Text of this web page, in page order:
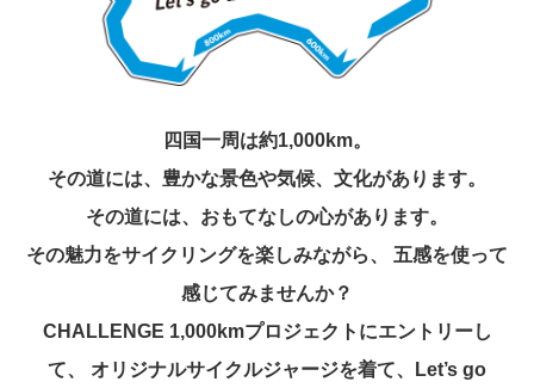
四国一周は約1,000km。
その道には、豊かな景色や気候、文化があります。
その道には、おもてなしの心があります。
その魅力をサイクリングを楽しみながら、
五感を使って
感じてみませんか？
CHALLENGE 1,000kmプロジェクトにエントリーし
て、
オリジナルサイクルジャージを着て、Let’s go